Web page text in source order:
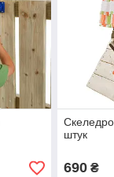
штук
690₴